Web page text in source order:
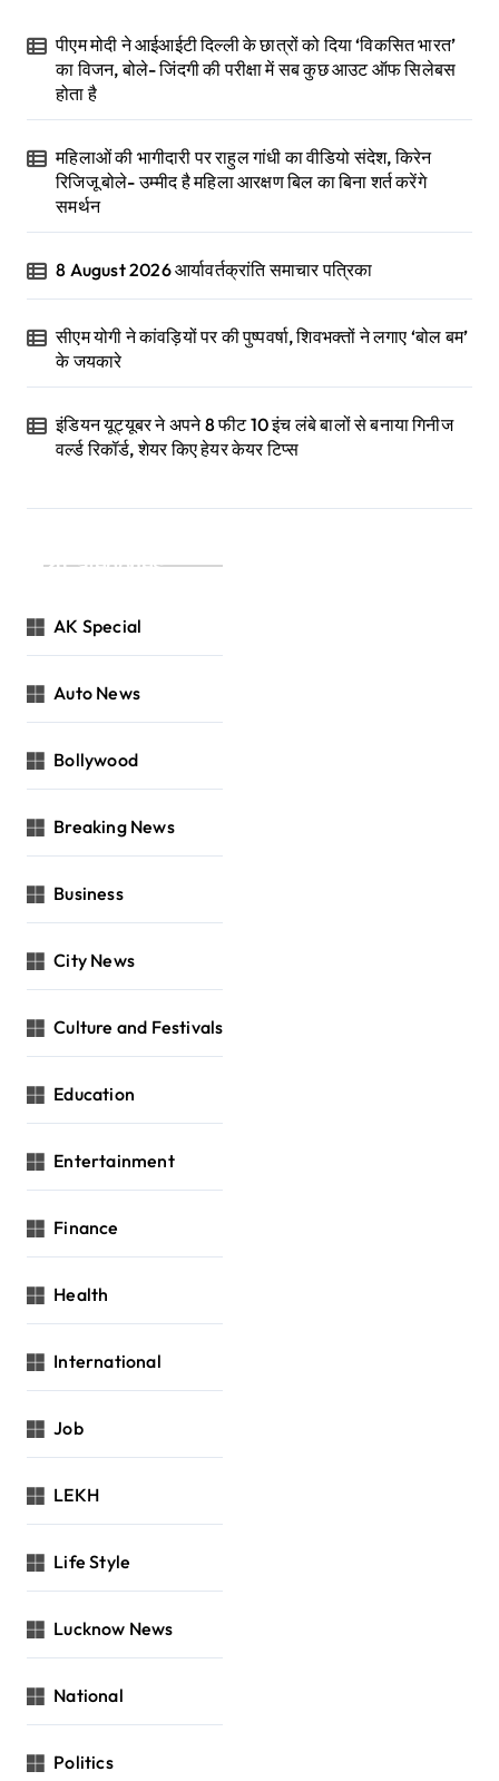
पीएम मोदी ने आईआईटी दिल्ली के छात्रों को दिया ‘विकसित भारत’
का विजन, बोले- जिंदगी की परीक्षा में सब कुछ आउट ऑफ सिलेबस
होता है
महिलाओं की भागीदारी पर राहुल गांधी का वीडियो संदेश, किरेन
रिजिजू बोले- उम्मीद है महिला आरक्षण बिल का बिना शर्त करेंगे
समर्थन
8 August 2026 आर्यावर्तक्रांति समाचार पत्रिका
सीएम योगी ने कांवड़ियों पर की पुष्पवर्षा, शिवभक्तों ने लगाए ‘बोल बम’
के जयकारे
इंडियन यूट्यूबर ने अपने 8 फीट 10 इंच लंबे बालों से बनाया गिनीज
वर्ल्ड रिकॉर्ड, शेयर किए हेयर केयर टिप्स
Categories
AK Special
Auto News
Bollywood
Breaking News
Business
City News
Culture and Festivals
Education
Entertainment
Finance
Health
International
Job
LEKH
Life Style
Lucknow News
National
Politics